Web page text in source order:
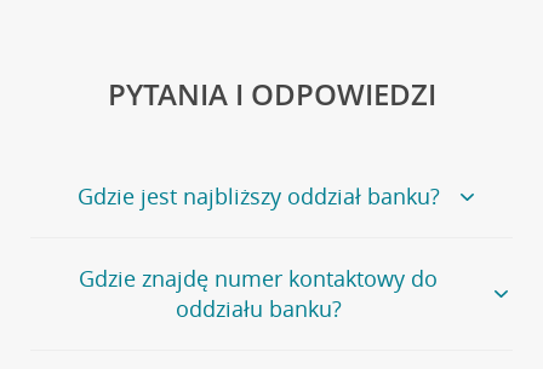
PYTANIA I ODPOWIEDZI
Gdzie jest najbliższy oddział banku?
Jeśli szukasz oddziału naszego banku, zapraszamy na
stronęPlacówki i bankomaty, na której znajduje się
wygodna wyszukiwarka.
Gdzie znajdę numer kontaktowy do
oddziału banku?